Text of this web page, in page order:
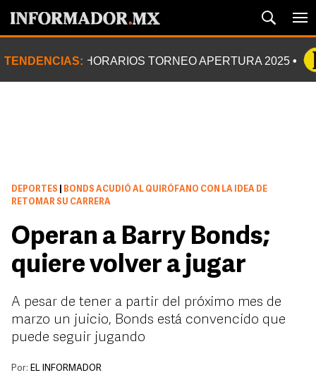
TENDENCIAS: HORARIOS TORNEO APERTURA 2025
DEPORTES
BONDS ACUDIÓ AL QUIRÓFANO CON LA IDEA DE
RETOMAR SU CARRERA
Operan a Barry Bonds;
quiere volver a jugar
A pesar de tener a partir del próximo mes de
marzo un juicio, Bonds está convencido que
puede seguir jugando
Por: EL INFORMADOR